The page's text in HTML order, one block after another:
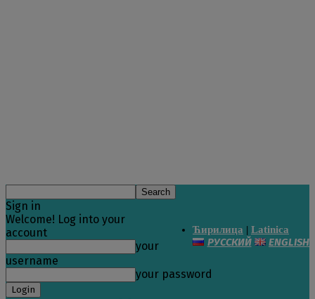
Ћирилица | Latinica
РУССКИЙ ENGLISH
Sign in
Welcome! Log into your
account
your
username
your password